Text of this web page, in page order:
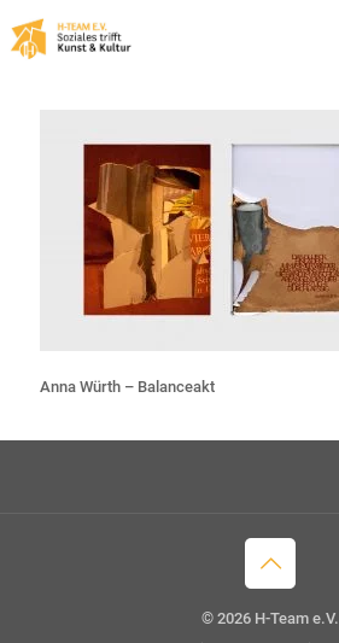
Anna Würth – Balanceakt
© 2026 H-Team e.V.